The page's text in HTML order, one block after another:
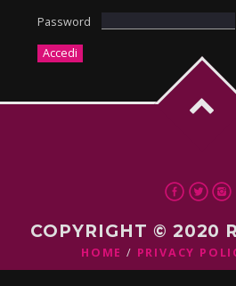
Password
COPYRIGHT © 2020
HOME PRIVACY